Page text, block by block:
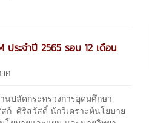
ประจำปี 2565 รอบ 12 เดือน
ศ
ปลัดกระทรวงการอุดมศึกษา
ก์ ศิริสวัสดิ์ นักวิเคราะห์นโยบาย